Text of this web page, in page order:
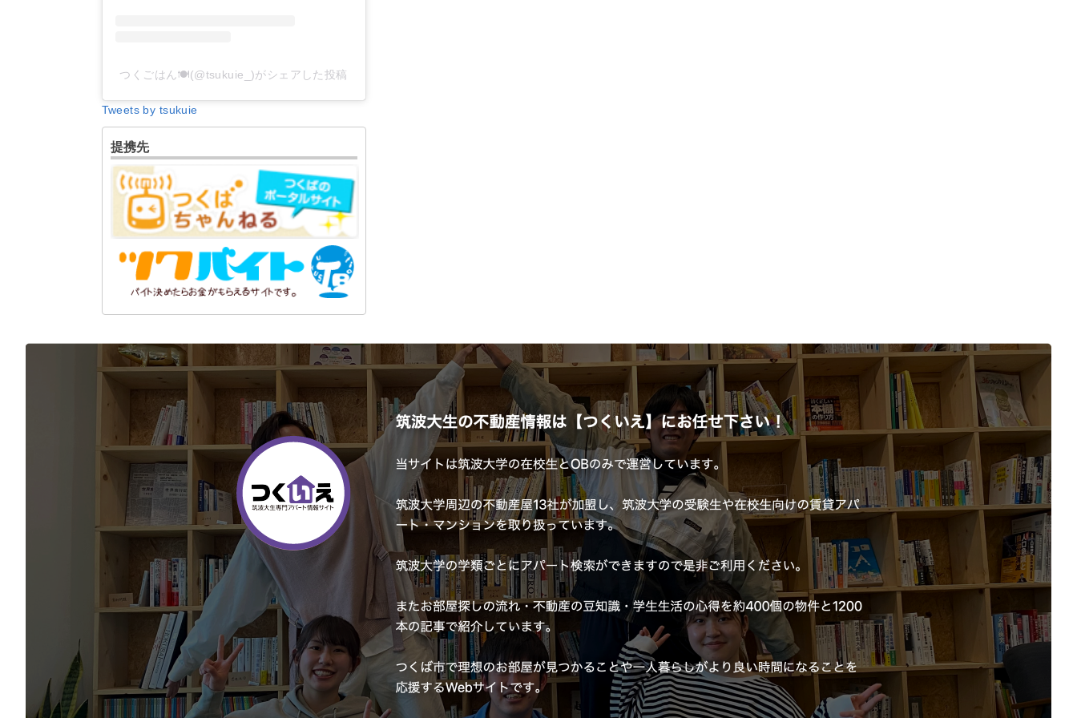
つくごはん🍽(@tsukuie_)がシェアした投稿
Tweets by tsukuie
提携先